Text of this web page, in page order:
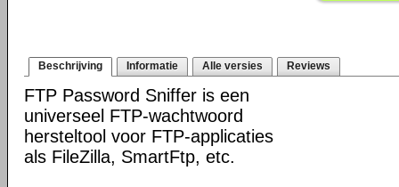
Beschrijving Informatie Alle versies Reviews
FTP Password Sniffer is een
universeel FTP-wachtwoord
hersteltool voor FTP-applicaties
als FileZilla, SmartFtp, etc.